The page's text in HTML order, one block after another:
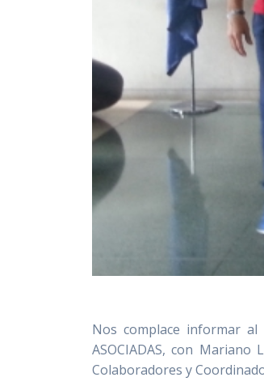
Nos complace informar al
ASOCIADAS, con
Colaboradores y